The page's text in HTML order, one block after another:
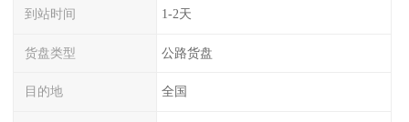
到站时间 1-2天
货盘类型 公路货盘
目的地 全国